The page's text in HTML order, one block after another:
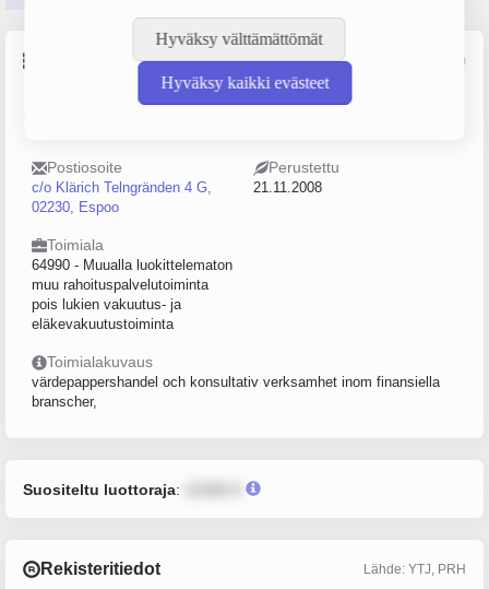
Hyväksy välttämättömät
Hyväksy kaikki evästeet
Perustiedot Lähde: YTJ, PRH, Traficom
Sijainti
Postiosoite
c/o Klärich Telngränden 4 G,
02230, Espoo
Perustettu
21.11.2008
Toimiala
64990 - Muualla luokittelematon
muu rahoituspalvelutoiminta
pois lukien vakuutus- ja
eläkevakuutustoiminta
Toimialakuvaus
värdepappershandel och konsultativ verksamhet inom finansiella
branscher,
Suositeltu luottoraja:
Rekisteritiedot Lähde: YTJ, PRH